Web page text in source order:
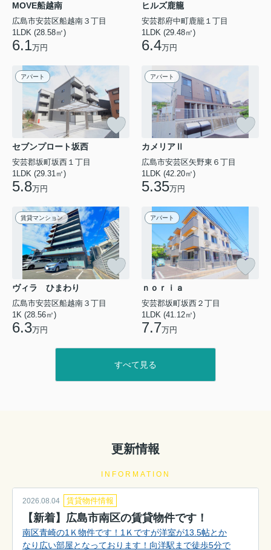
MOVE船越南
広島市安芸区船越南３丁目
1LDK (28.58㎡)
6.1万円
ヒルズ鹿籠
安芸郡府中町鹿籠１丁目
1LDK (29.48㎡)
6.4万円
アパート
セブンプロート坂西
安芸郡坂町坂西１丁目
1LDK (29.31㎡)
5.8万円
アパート
カメリアⅡ
広島市安芸区矢野東６丁目
1LDK (42.20㎡)
5.35万円
賃貸マンション
ヴィラ ひまわり
広島市安芸区船越南３丁目
1K (28.56㎡)
6.3万円
アパート
ｎｏｒｉａ
安芸郡坂町坂西２丁目
1LDK (41.12㎡)
7.7万円
すべて見る
更新情報
INFORMATION
2026.08.04 賃貸物件情報
【新着】広島市南区の賃貸物件です！
南区青崎の1Ｋ物件です！1Ｋですが洋室が13.5帖とか
なり広い部屋となっております！向洋駅まで徒歩5分で